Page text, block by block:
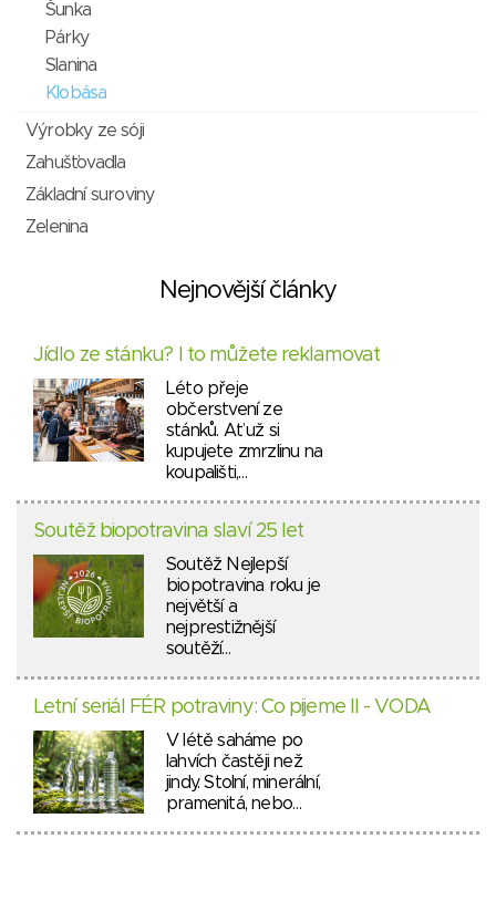
Šunka
Párky
Slanina
Klobása
Výrobky ze sóji
Zahušťovadla
Základní suroviny
Zelenina
Nejnovější články
Jídlo ze stánku? I to můžete reklamovat
Léto přeje
občerstvení ze
stánků. Ať už si
kupujete zmrzlinu na
koupališti,…
Soutěž biopotravina slaví 25 let
Soutěž Nejlepší
biopotravina roku je
největší a
nejprestižnější
soutěží…
Letní seriál FÉR potraviny: Co pijeme II - VODA
V létě saháme po
lahvích častěji než
jindy. Stolní, minerální,
pramenitá, nebo…